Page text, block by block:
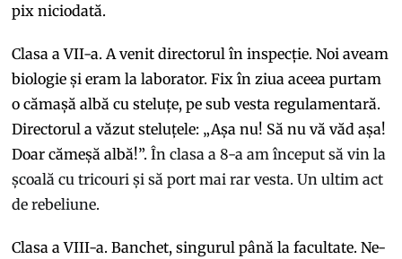
pix niciodată.
Clasa a VII-a. A venit directorul în inspecție. Noi aveam
biologie și eram la laborator. Fix în ziua aceea purtam
o cămașă albă cu steluțe, pe sub vesta regulamentară.
Directorul a văzut steluțele: „Așa nu! Să nu vă văd așa!
Doar cămeșă albă!”.În clasa a 8-a am început să vin la
școală cu tricouri și să port mai rar vesta. Un ultim act
de rebeliune.
Clasa a VIII-a. Banchet, singurul până la facultate. Ne-